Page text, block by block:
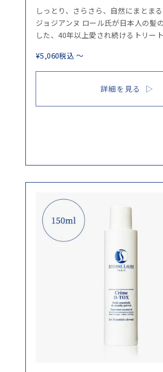
しっとり、さらさら、自然にまとまる
ジョジアンヌ ロール氏が日本人の髪
した、40年以上愛され続けるトリート
¥5,060税込 〜
詳細を見る